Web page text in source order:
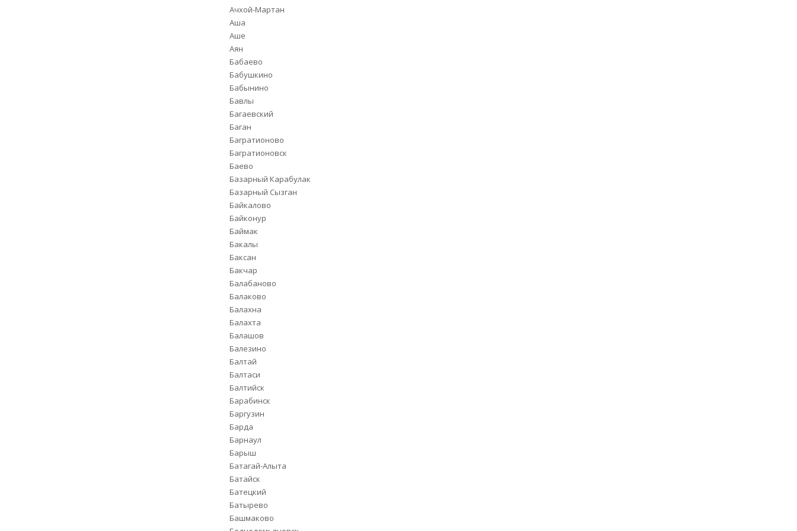
Ачхой-Мартан
Аша
Аше
Аян
Бабаево
Бабушкино
Бабынино
Бавлы
Багаевский
Баган
Багратионово
Багратионовск
Баево
Базарный Карабулак
Базарный Сызган
Байкалово
Байконур
Баймак
Бакалы
Баксан
Бакчар
Балабаново
Балаково
Балахна
Балахта
Балашов
Балезино
Балтай
Балтаси
Балтийск
Барабинск
Баргузин
Барда
Барнаул
Барыш
Батагай-Алыта
Батайск
Батецкий
Батырево
Башмаково